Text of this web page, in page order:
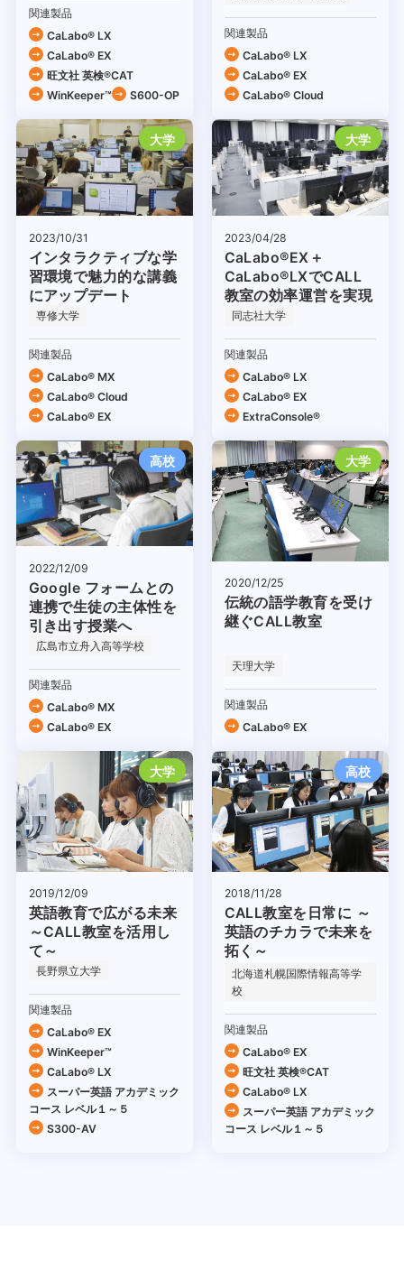
関連製品
CaLabo® LX
CaLabo® EX
旺文社 英検®CAT
WinKeeper™
S600-OP
関連製品
CaLabo® LX
CaLabo® EX
CaLabo®︎ Cloud
大学
2023/10/31
インタラクティブな学
習環境で魅力的な講義
にアップデート
専修大学
関連製品
CaLabo® MX
CaLabo®︎ Cloud
CaLabo® EX
大学
2023/04/28
CaLabo®EX＋
CaLabo®LXでCALL
教室の効率運営を実現
同志社大学
関連製品
CaLabo® LX
CaLabo® EX
ExtraConsole®
高校
2022/12/09
Google フォームとの
連携で生徒の主体性を
引き出す授業へ
広島市立舟入高等学校
関連製品
CaLabo® MX
CaLabo® EX
大学
2020/12/25
伝統の語学教育を受け
継ぐCALL教室
天理大学
関連製品
CaLabo® EX
大学
2019/12/09
英語教育で広がる未来
～CALL教室を活用し
て～
長野県立大学
関連製品
CaLabo® EX
WinKeeper™
CaLabo® LX
スーパー英語 アカデミック
コース レベル１～５
S300-AV
高校
2018/11/28
CALL教室を日常に ～
英語のチカラで未来を
拓く～
北海道札幌国際情報高等学
校
関連製品
CaLabo® EX
旺文社 英検®CAT
CaLabo® LX
スーパー英語 アカデミック
コース レベル１～５